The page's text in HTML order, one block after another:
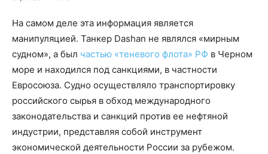
На самом деле эта информация является
манипуляцией. Танкер Dashan не являлся «мирным
судном», а был частью «теневого флота» РФ в Черном
море и находился под санкциями, в частности
Евросоюза. Судно осуществляло транспортировку
российского сырья в обход международного
законодательства и санкций против ее нефтяной
индустрии, представляя собой инструмент
экономической деятельности России за рубежом.